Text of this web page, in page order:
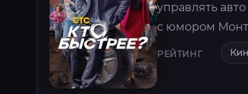
управлять
с юмором
РЕЙТИНГ